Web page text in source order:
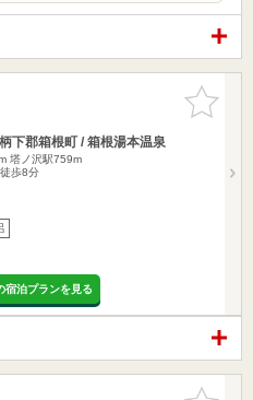
お気に入
りに追加
下郡箱根町 / 箱根湯本温泉
塔ノ沢駅759m
歩8分
宿泊プランを見る
お気に入